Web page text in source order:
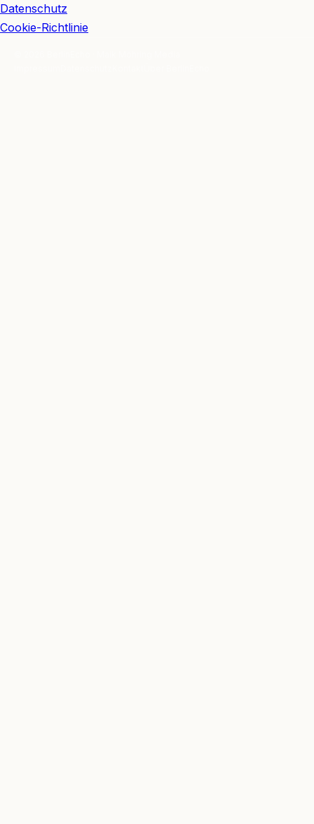
Datenschutz
Cookie-Richtlinie